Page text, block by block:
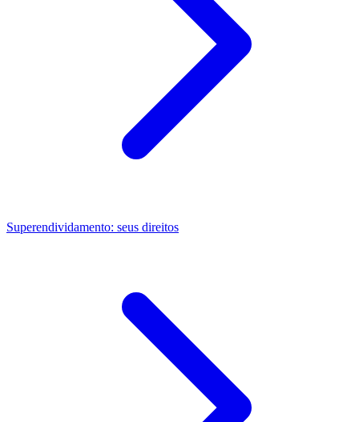
Superendividamento: seus direitos